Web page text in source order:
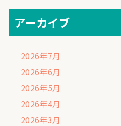
アーカイブ
2026年7月
2026年6月
2026年5月
2026年4月
2026年3月